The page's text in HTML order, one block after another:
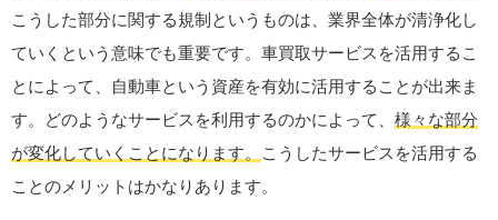
こうした部分に関する規制というものは、業界全体が清浄化し
ていくという意味でも重要です。車買取サービスを活用するこ
とによって、自動車という資産を有効に活用することが出来ま
す。どのようなサービスを利用するのかによって、 様々な部分
が変化していくことになります。
こうしたサービスを活用する
ことのメリットはかなりあります。